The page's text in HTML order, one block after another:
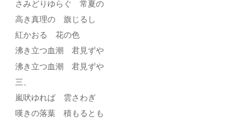
さみどりゆらぐ 常夏の
高き真理の 旗じるし
紅かおる 花の色
沸き立つ血潮 君見ずや
沸き立つ血潮 君見ずや
三、
嵐吠ゆれば 雲さわぎ
嘆きの落葉 積もるとも